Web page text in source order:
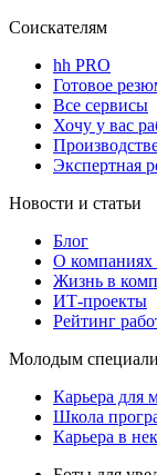
Соискателям
hh PRO
Готовое
Все сервисы
Хочу у вас
Экспертная
Новости и статьи
Блог
О компаниях
Жизнь в
ИТ-проекты
Рейтинг
Молодым
Карьера для
Школа
Карьера в